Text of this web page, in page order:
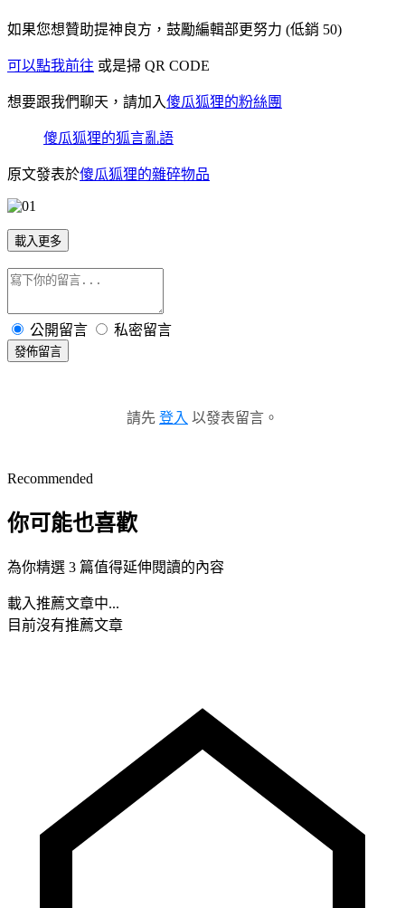
如果您想贊助提神良方，鼓勵編輯部更努力 (低銷 50)
可以點我前往 或是掃 QR CODE
想要跟我們聊天，請加入傻瓜狐狸的粉絲團
傻瓜狐狸的狐言亂語
原文發表於傻瓜狐狸的雜碎物品
載入更多
公開留言 私密留言
發佈留言
請先 登入 以發表留言。
Recommended
你可能也喜歡
為你精選 3 篇值得延伸閱讀的內容
載入推薦文章中...
目前沒有推薦文章